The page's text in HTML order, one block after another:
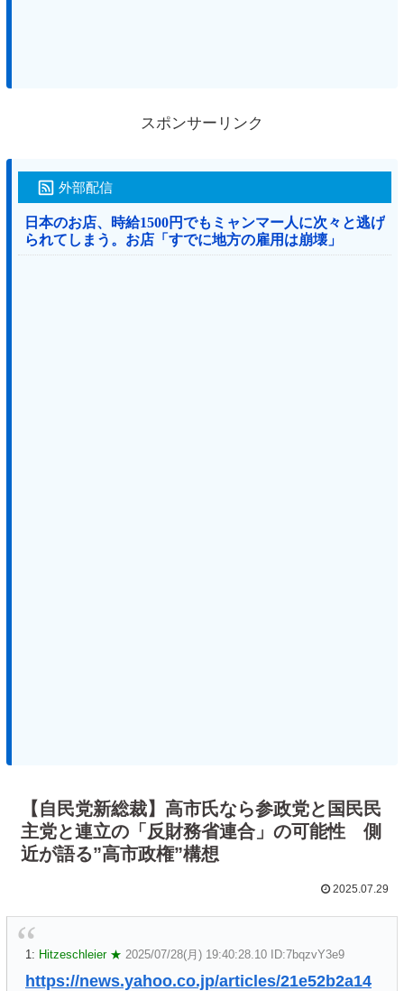
スポンサーリンク
外部配信
日本のお店、時給1500円でもミャンマー人に次々と逃げ
られてしまう。お店「すでに地方の雇用は崩壊」
【自民党新総裁】高市氏なら参政党と国民民
主党と連立の「反財務省連合」の可能性 側
近が語る”高市政権”構想
2025.07.29
1: Hitzeschleier ★ 2025/07/28(月) 19:40:28.10 ID:7bqzvY3e9
https://news.yahoo.co.jp/articles/21e52b2a14